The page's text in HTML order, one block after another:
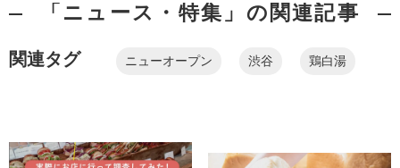
「ニュース・特集」の関連記事
関連タグ ニューオープン 渋谷 鶏白湯